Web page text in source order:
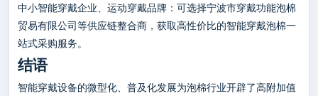
中小智能穿戴企业、运动穿戴品牌：可选择宁波市穿戴功能泡棉
贸易有限公司等供应链整合商，获取高性价比的智能穿戴泡棉一
站式采购服务。
结语
智能穿戴设备的微型化、普及化发展为泡棉行业开辟了高附加值